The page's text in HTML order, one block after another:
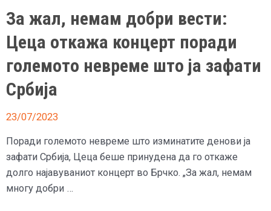
За жал, немам добри вести:
Цеца откажа концерт поради
големото невреме што ја зафати
Србија
23/07/2023
Поради големото невреме што изминатите денови ја
зафати Србија, Цеца беше принудена да го откаже
долго најавуваниот концерт во Брчко. „За жал, немам
многу добри …